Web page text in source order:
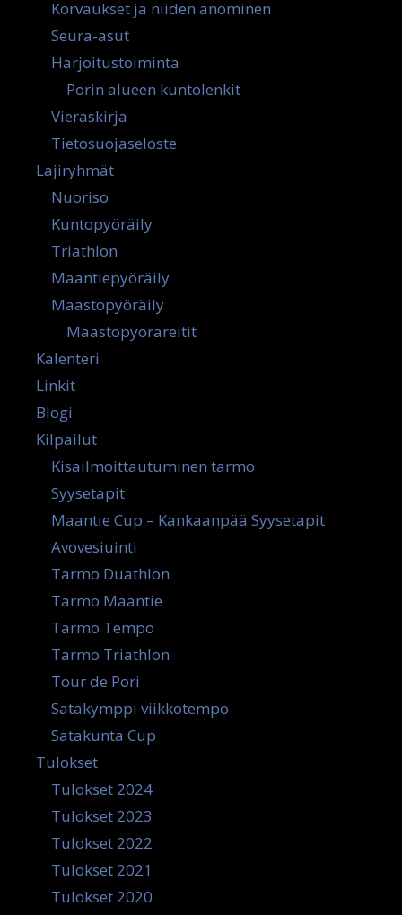
Korvaukset ja niiden anominen
Seura-asut
Harjoitustoiminta
Porin alueen kuntolenkit
Vieraskirja
Tietosuojaseloste
Lajiryhmät
Nuoriso
Kuntopyöräily
Triathlon
Maantiepyöräily
Maastopyöräily
Maastopyöräreitit
Kalenteri
Linkit
Blogi
Kilpailut
Kisailmoittautuminen tarmo
Syysetapit
Maantie Cup – Kankaanpää Syysetapit
Avovesiuinti
Tarmo Duathlon
Tarmo Maantie
Tarmo Tempo
Tarmo Triathlon
Tour de Pori
Satakymppi viikkotempo
Satakunta Cup
Tulokset
Tulokset 2024
Tulokset 2023
Tulokset 2022
Tulokset 2021
Tulokset 2020